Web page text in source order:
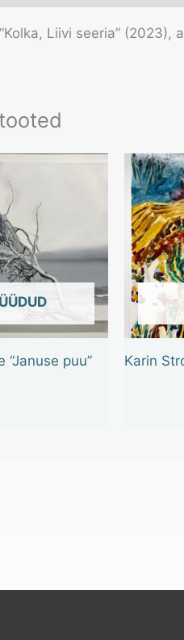
Liivi seeria”
STOCK
“Januse puu” Karin